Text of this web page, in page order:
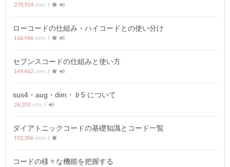
270,924
ローコードの仕組み・ハイコードとの使い分け
168,966
セブンスコードの仕組みと使い方
149,462
sus4・aug・dim・♭5 について
26,203
ダイアトニックコードの基礎知識とコード一覧
102,386
コードの様々な機能を把握する